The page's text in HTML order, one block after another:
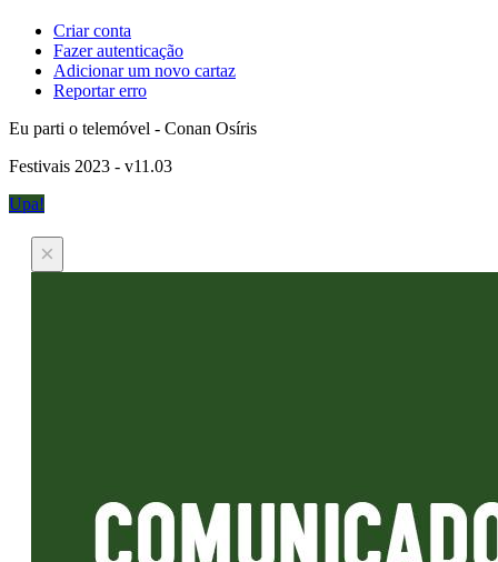
Criar conta
Fazer autenticação
Adicionar um novo cartaz
Reportar erro
Eu parti o telemóvel - Conan Osíris
Festivais 2023 - v11.03
Upa!
×